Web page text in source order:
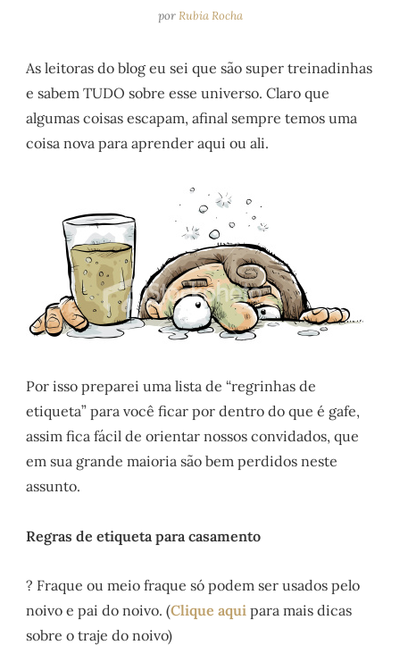
porRubia Rocha
As leitoras do blog eu sei que são super treinadinhas
e sabem TUDO sobre esse universo. Claro que
algumas coisas escapam, afinal sempre temos uma
coisa nova para aprender aqui ou ali.
Por isso preparei uma lista de “regrinhas de
etiqueta” para você ficar por dentro do que é gafe,
assim fica fácil de orientar nossos convidados, que
em sua grande maioria são bem perdidos neste
assunto.
Regras de etiqueta para casamento
? Fraque ou meio fraque só podem ser usados pelo
noivo e pai do noivo. (Clique aqui para mais dicas
sobre o traje do noivo)